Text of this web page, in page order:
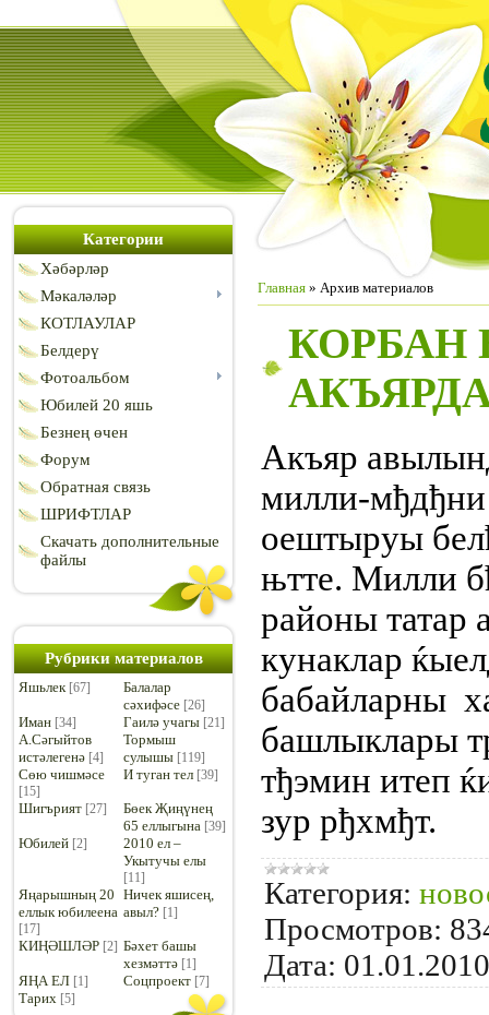
Категории
Хәбәрләр
Мәкаләләр
КОТЛАУЛАР
Белдерү
Фотоальбом
Юбилей 20 яшь
Безнең өчен
Форум
Обратная связь
ШРИФТЛАР
Скачать дополнительные
файлы
Рубрики материалов
Яшьлек [67]
Балалар
сәхифәсе [26]
Иман [34] Гаилә учагы [21]
А.Сәгыйтов
истәлегенә [4]
Тормыш
сулышы [119]
Сөю чишмәсе
[15]
И туган тел [39]
Шигърият [27]
Бөек Җиңүнең
65 еллыгына [39]
Юбилей [2]
2010 ел –
Укытучы елы
[11]
Яңарышның 20
еллык юбилеена
[17]
Ничек яшисең,
авыл? [1]
КИҢӘШЛӘР [2] Бәхет башы
хезмәттә [1]
ЯҢА ЕЛ [1] Соцпроект [7]
Тарих [5]
Главная » Архив материалов
КОРБАН
Акъяр
милли-мђдђни
оештыруы
њтте. Милли
районы татар
кунаклар
бабайларны
башлыклары
тђэмин итеп
зур рђхмђт.
Категория:
Просмотров:
Дата: 01.01.2010